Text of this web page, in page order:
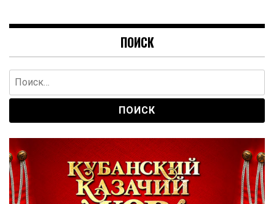
ПОИСК
Найти: